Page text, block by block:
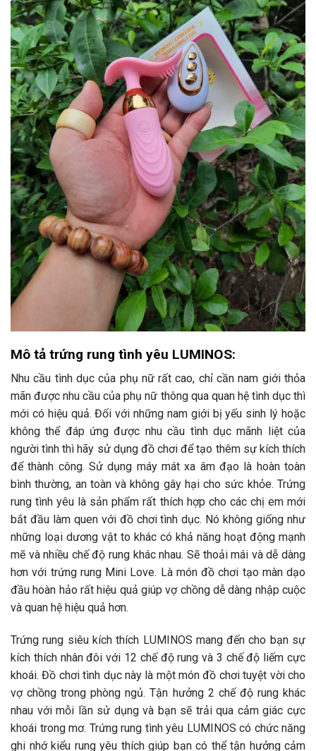
Mô tả trứng rung tình yêu LUMINOS:
Nhu cầu tình dục của phụ nữ rất cao, chỉ cần nam giới thỏa
mãn được nhu cầu của phụ nữ thông qua quan hệ tình dục thì
mới có hiệu quả. Đối với những nam giới bị yếu sinh lý hoặc
không thể đáp ứng được nhu cầu tình dục mãnh liệt của
người tình thì hãy sử dụng đồ chơi để tạo thêm sự kích thích
để thành công. Sử dụng máy mát xa âm đạo là hoàn toàn
bình thường, an toàn và không gây hại cho sức khỏe. Trứng
rung tình yêu là sản phẩm rất thích hợp cho các chị em mới
bắt đầu làm quen với đồ chơi tình dục. Nó không giống như
những loại dương vật to khác có khả năng hoạt động mạnh
mẽ và nhiều chế độ rung khác nhau. Sẽ thoải mái và dễ dàng
hơn với trứng rung Mini Love. Là món đồ chơi tạo màn dạo
đầu hoàn hảo rất hiệu quả giúp vợ chồng dễ dàng nhập cuộc
và quan hệ hiệu quả hơn.
Trứng rung siêu kích thích LUMINOS mang đến cho bạn sự
kích thích nhân đôi với 12 chế độ rung và 3 chế độ liếm cực
khoái. Đồ chơi tình dục này là một món đồ chơi tuyệt vời cho
vợ chồng trong phòng ngủ. Tận hưởng 2 chế độ rung khác
nhau với mỗi lần sử dụng và bạn sẽ trải qua cảm giác cực
khoái trong mơ. Trứng rung tình yêu LUMINOS có chức năng
ghi nhớ kiểu rung yêu thích giúp bạn có thể tận hưởng cảm